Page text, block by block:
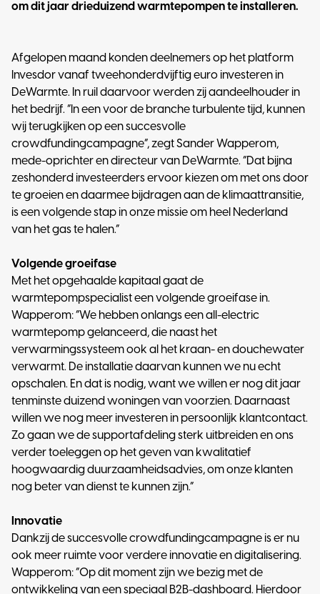
om dit jaar drieduizend warmtepompen te installeren.
Afgelopen maand konden deelnemers op het platform
Invesdor vanaf tweehonderdvijftig euro investeren in
DeWarmte. In ruil daarvoor werden zij aandeelhouder in
het bedrijf. “In een voor de branche turbulente tijd, kunnen
wij terugkijken op een succesvolle
crowdfundingcampagne”, zegt Sander Wapperom,
mede-oprichter en directeur van DeWarmte. “Dat bijna
zeshonderd investeerders ervoor kiezen om met ons door
te groeien en daarmee bijdragen aan de klimaattransitie,
is een volgende stap in onze missie om heel Nederland
van het gas te halen.”
Volgende groeifase
Met het opgehaalde kapitaal gaat de
warmtepompspecialist een volgende groeifase in.
Wapperom: “We hebben onlangs een all-electric
warmtepomp gelanceerd, die naast het
verwarmingssysteem ook al het kraan- en douchewater
verwarmt. De installatie daarvan kunnen we nu echt
opschalen. En dat is nodig, want we willen er nog dit jaar
tenminste duizend woningen van voorzien. Daarnaast
willen we nog meer investeren in persoonlijk klantcontact.
Zo gaan we de supportafdeling sterk uitbreiden en ons
verder toeleggen op het geven van kwalitatief
hoogwaardig duurzaamheidsadvies, om onze klanten
nog beter van dienst te kunnen zijn.”
Innovatie
Dankzij de succesvolle crowdfundingcampagne is er nu
ook meer ruimte voor verdere innovatie en digitalisering.
Wapperom: “Op dit moment zijn we bezig met de
ontwikkeling van een speciaal B2B-dashboard. Hierdoor